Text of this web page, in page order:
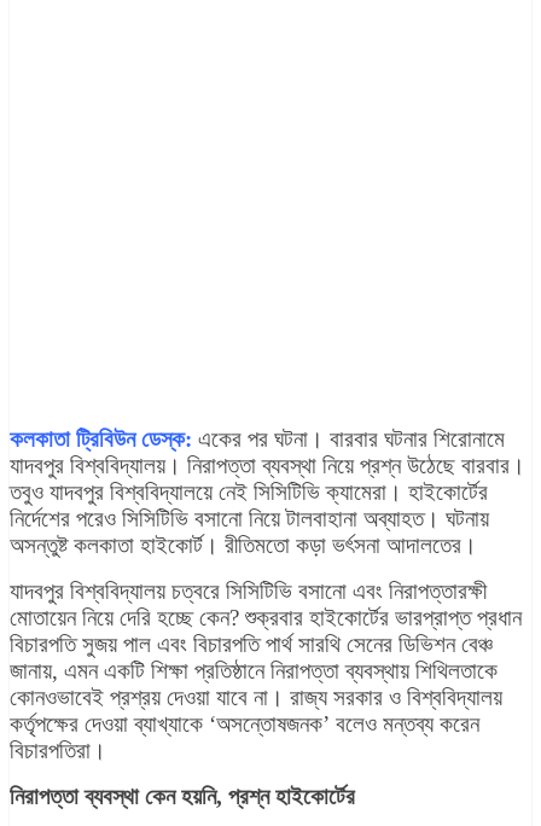
কলকাতা ট্রিবিউন ডেস্ক: একের পর ঘটনা। বারবার ঘটনার শিরোনামে
যাদবপুর বিশ্ববিদ্যালয়। নিরাপত্তা ব্যবস্থা নিয়ে প্রশ্ন উঠেছে বারবার।
তবুও যাদবপুর বিশ্ববিদ্যালয়ে নেই সিসিটিভি ক্যামেরা। হাইকোর্টের
নির্দেশের পরেও সিসিটিভি বসানো নিয়ে টালবাহানা অব্যাহত। ঘটনায়
অসন্তুষ্ট কলকাতা হাইকোর্ট। রীতিমতো কড়া ভর্ৎসনা আদালতের।
যাদবপুর বিশ্ববিদ্যালয় চত্বরে সিসিটিভি বসানো এবং নিরাপত্তারক্ষী
মোতায়েন নিয়ে দেরি হচ্ছে কেন? শুক্রবার হাইকোর্টের ভারপ্রাপ্ত প্রধান
বিচারপতি সুজয় পাল এবং বিচারপতি পার্থ সারথি সেনের ডিভিশন বেঞ্চ
জানায়, এমন একটি শিক্ষা প্রতিষ্ঠানে নিরাপত্তা ব্যবস্থায় শিথিলতাকে
কোনওভাবেই প্রশ্রয় দেওয়া যাবে না। রাজ্য সরকার ও বিশ্ববিদ্যালয়
কর্তৃপক্ষের দেওয়া ব্যাখ্যাকে ‘অসন্তোষজনক’ বলেও মন্তব্য করেন
বিচারপতিরা।
নিরাপত্তা ব্যবস্থা কেন হয়নি, প্রশ্ন হাইকোর্টের